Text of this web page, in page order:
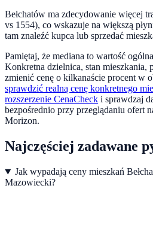
Bełchatów ma zdecydowanie więcej
vs 1554), co wskazuje na większą
tam znaleźć kupca lub sprzedać
Pamiętaj, że mediana to wartość
Konkretna dzielnica, stan mieszkania,
zmienić cenę o kilkanaście procent w
sprawdzić realną cenę konkretnego
rozszerzenie CenaCheck i sprawdzaj
bezpośrednio przy przeglądaniu ofert
Morizon.
Najczęściej zadawane
Jak wypadają ceny mieszkań
Mazowiecki?